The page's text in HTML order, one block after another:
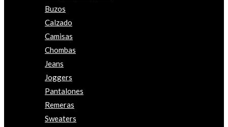
Buzos
Calzado
Camisas
Chombas
Jeans
Joggers
Pantalones
Remeras
Sweaters